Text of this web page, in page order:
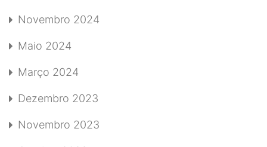
Novembro 2024
Maio 2024
Março 2024
Dezembro 2023
Novembro 2023